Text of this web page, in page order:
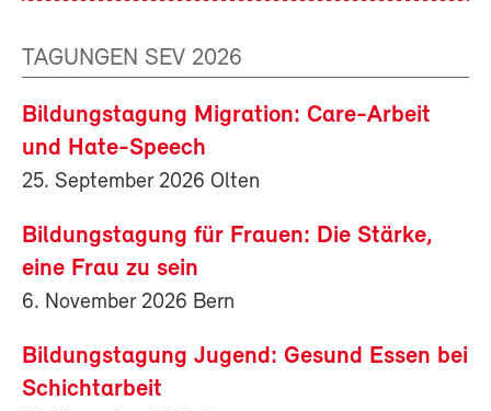
TAGUNGEN SEV 2026
Bildungstagung Migration: Care-Arbeit
und Hate-Speech
25. September 2026 Olten
Bildungstagung für Frauen: Die Stärke,
eine Frau zu sein
6. November 2026 Bern
Bildungstagung Jugend: Gesund Essen bei
Schichtarbeit